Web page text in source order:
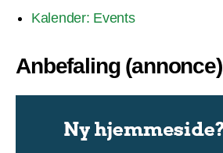
Kalender: Events
Anbefaling (annonce)